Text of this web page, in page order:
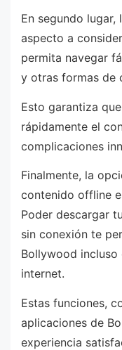
En segundo
aspecto a
permita navegar
y otras formas de
Esto garantiza
rápidamente el
complicaciones
Finalmente, la
contenido offline
Poder descargar
sin conexión te
Bollywood incluso
internet.
Estas funciones,
aplicaciones de
experiencia